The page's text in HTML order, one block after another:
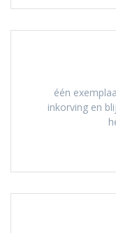
één
inkorving en